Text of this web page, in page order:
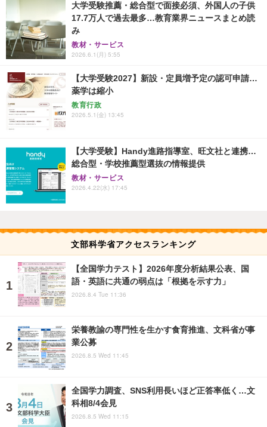
大学受験推薦・総合型で面接必須、外国人の子供
17.7万人で過去最多…教育業界ニュースまとめ読
み
教材・サービス
2026.6.1(月) 5:55
【大学受験2027】新設・定員増予定の認可申請…
薬学は縮小
教育行政
2026.5.1(金) 13:45
【大学受験】Handy進路指導室、旺文社と連携…
総合型・学校推薦型選抜の情報提供
教材・サービス
2026.4.22(水) 17:45
文部科学省アクセスランキング
【全国学力テスト】2026年度分析結果公表、国
語・英語に共通の弱点は「根拠を示す力」
2026.8.4 Tue 11:36
栄養教諭の専門性を生かす食育推進、文科省が事
業公募
2026.8.5 Wed 11:45
全国学力調査、SNS利用長いほど正答率低く…文
科相8/4会見
2026.8.5 Wed 11:15